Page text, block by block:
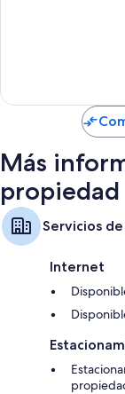
Más
propiedad
Servicios
Internet